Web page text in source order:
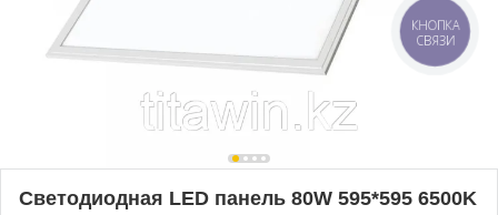
Светодиодная LED панель 80W 595*595 6500K
КНОПКА
СВЯЗИ